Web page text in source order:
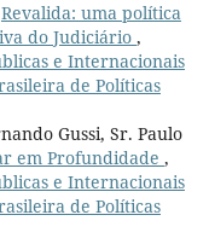
Revalida: uma política
do Judiciário ,
e Internacionais
de Políticas
Gussi, Sr. Paulo
em Profundidade ,
e Internacionais
de Políticas